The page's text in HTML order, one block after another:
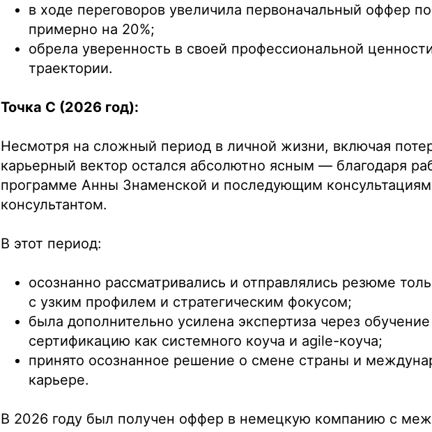
в ходе переговоров увеличила первоначальный оффер
примерно на 20%;
обрела уверенность в своей профессиональной
траектории.
Точка C (2026 год):
Несмотря на сложный период в личной жизни, включая
карьерный вектор остался абсолютно ясным — благодаря
программе Анны Знаменской и последующим
консультантом.
В этот период:
осознанно рассматривались и отправлялись резюме
с узким профилем и стратегическим фокусом;
была дополнительно усилена экспертиза через
сертификацию как системного коуча и agile-коуча;
принято осознанное решение о смене страны и
карьере.
В 2026 году был получен оффер в немецкую компанию с